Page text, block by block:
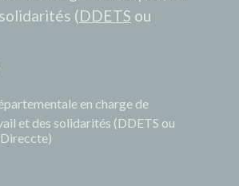
(DDETS ou
en charge de
et des solidarités (DDETS ou